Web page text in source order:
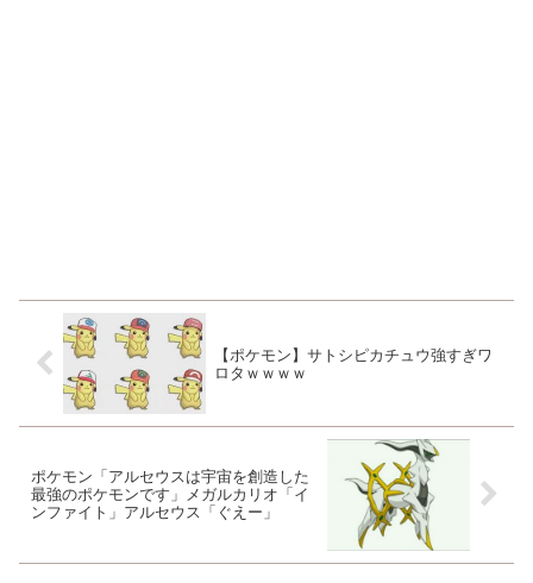
【ポケモン】サトシピカチュウ強すぎワ
ロタｗｗｗｗ
ポケモン「アルセウスは宇宙を創造した
最強のポケモンです」メガルカリオ「イ
ンファイト」アルセウス「ぐえー」